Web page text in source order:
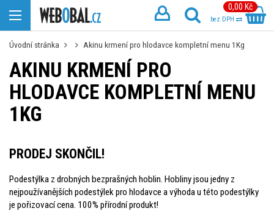
0,00 Kč
bez DPH
Úvodní stránka Akinu krmení pro hlodavce kompletní menu 1Kg
AKINU KRMENÍ PRO
HLODAVCE KOMPLETNÍ MENU
1KG
PRODEJ SKONČIL!
Podestýlka z drobných bezprašných hoblin. Hobliny jsou jedny z
nejpoužívanějších podestýlek pro hlodavce a výhoda u této podestýlky
je pořizovací cena. 100% přírodní produkt!